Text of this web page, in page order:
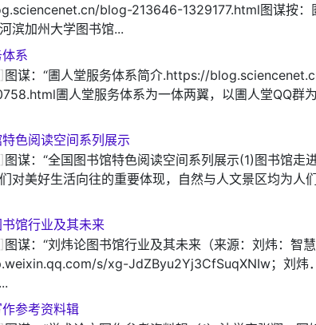
blog-213646-1329177.html图谋按：
滨加州大学图书馆...
系
图谋：“圕人堂服务体系简介.https://
圕人堂服务体系为一体两翼，以圕人堂QQ群
色阅读空间系列展示
图谋：“全国图书馆特色阅读空间系列展示(1)图书馆走
对美好生活向往的重要体现，自然与人文景区均为人
馆行业及其未来
图谋：“刘炜论图书馆行业及其未来（来源：刘炜：智
s/xg-JdZByu2Yj3CfSuqXNIw；刘炜
参考资料辑